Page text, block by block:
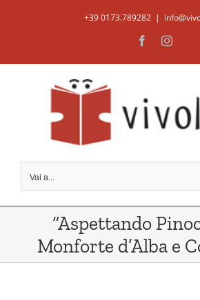
+39 0173.789282 |
Facebook
Vai a...
“Aspettando
Monforte d’Alba e